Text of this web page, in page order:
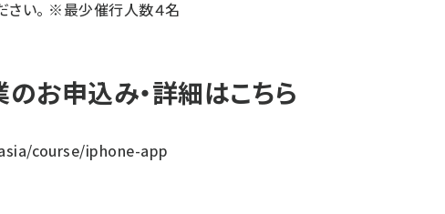
さい。 ※最少催行人数４名
お申込み・詳細はこちら
course/iphone-app